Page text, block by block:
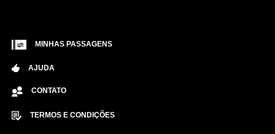
MINHAS PASSAGENS
AJUDA
CONTATO
TERMOS E CONDIÇÕES